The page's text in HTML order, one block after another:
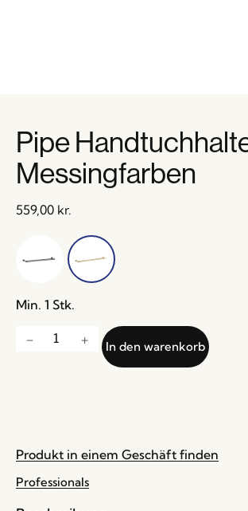
Pipe
Messingfarben
559,00 kr.
Min. 1 Stk.
In den warenkorb
Produkt in einem Geschäft finden
Professionals